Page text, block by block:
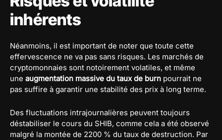
inhérents
Néanmoins, il est important de noter que toute cette
effervescence ne va pas sans risques. Les marchés de
cryptomonnaies sont notoirement volatiles, et même
une augmentation massive du taux de burn pourrait ne
pas suffire à garantir une stabilité des prix à long terme.
Des fluctuations intrajournalières peuvent toujours
déstabiliser le cours du SHIB, comme cela a été observé
malgré la montée de 2200 % du taux de destruction. Par